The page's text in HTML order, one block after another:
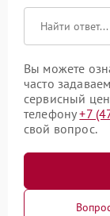
Вы можете
часто
сервисный
телефону+7
свой вопрос.